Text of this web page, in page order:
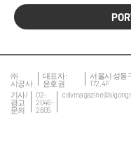
㈜
시공사
대표자 :
윤호권
서울시 성동
172, 4F
기사/
광고
문의
02-
2046-
2805